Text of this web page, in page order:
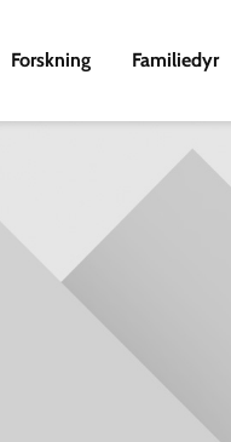
Forskning Familiedyr